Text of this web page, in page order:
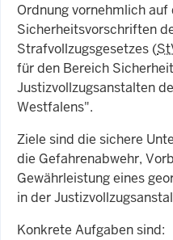
Ordnung vornehmlich
Sicherheitsvorschriften
Strafvollzugsgesetzes (
für den Bereich
Justizvollzugsanstalten
Westfalens".
Ziele sind die sichere
die Gefahrenabwehr,
Gewährleistung eines
in der
Konkrete Aufgaben sind: